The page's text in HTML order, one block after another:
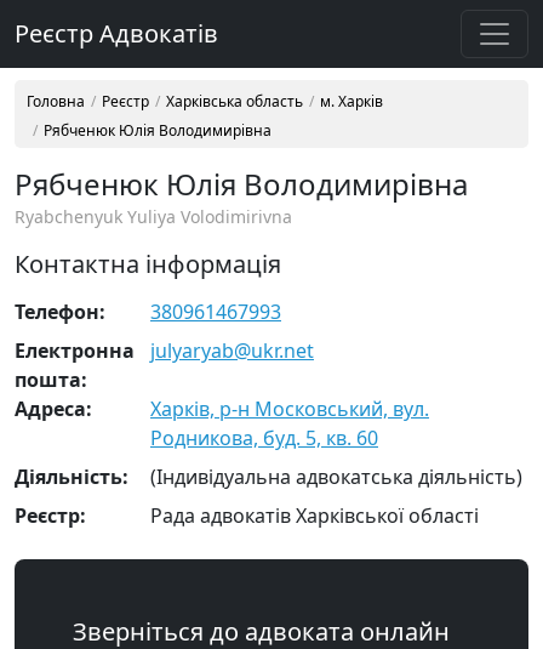
Реєстр Адвокатів
Головна Реєстр Харківська область
м. Харків
Рябченюк Юлія Володимирівна
Рябченюк Юлія Володимирівна
Ryabchenyuk Yuliya Volodimirivna
Контактна інформація
Телефон:
380961467993
Електронна
пошта:
julyaryab@ukr.net
Адреса:
Харків, р-н Московський, вул.
Родникова, буд. 5, кв. 60
Діяльність:
(Індивідуальна адвокатська діяльність)
Реєстр:
Рада адвокатів Харківської області
Зверніться до адвоката онлайн